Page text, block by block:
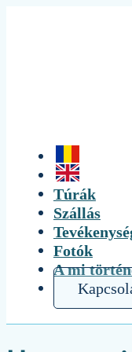
Túrák
Szállás
Fotók
A mi